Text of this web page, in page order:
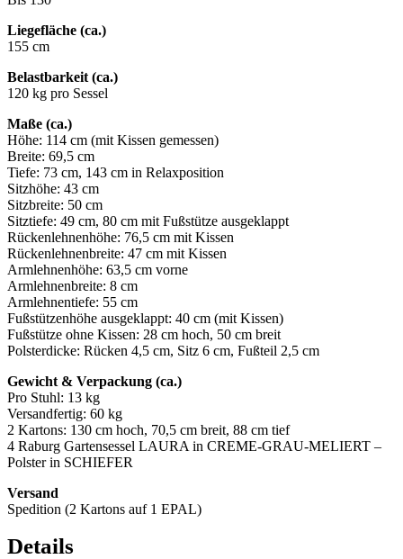
Liegefläche (ca.)
155 cm
Belastbarkeit (ca.)
120 kg pro Sessel
Maße (ca.)
Höhe: 114 cm (mit Kissen gemessen)
Breite: 69,5 cm
Tiefe: 73 cm, 143 cm in Relaxposition
Sitzhöhe: 43 cm
Sitzbreite: 50 cm
Sitztiefe: 49 cm, 80 cm mit Fußstütze ausgeklappt
Rückenlehnenhöhe: 76,5 cm mit Kissen
Rückenlehnenbreite: 47 cm mit Kissen
Armlehnenhöhe: 63,5 cm vorne
Armlehnenbreite: 8 cm
Armlehnentiefe: 55 cm
Fußstützenhöhe ausgeklappt: 40 cm (mit Kissen)
Fußstütze ohne Kissen: 28 cm hoch, 50 cm breit
Polsterdicke: Rücken 4,5 cm, Sitz 6 cm, Fußteil 2,5 cm
Gewicht & Verpackung (ca.)
Pro Stuhl: 13 kg
Versandfertig: 60 kg
2 Kartons: 130 cm hoch, 70,5 cm breit, 88 cm tief
4 Raburg Gartensessel LAURA in CREME-GRAU-MELIERT –
Polster in SCHIEFER
Versand
Spedition (2 Kartons auf 1 EPAL)
Details